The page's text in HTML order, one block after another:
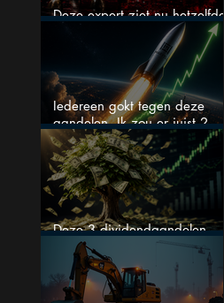
Deze expert ziet nu hetzelfde
als voor de crash van 1987
Iedereen gokt tegen deze
aandelen. Ik zou er juist 2
kopen
Deze 3 dividendaandelen
kunnen binnenkort flink stijgen